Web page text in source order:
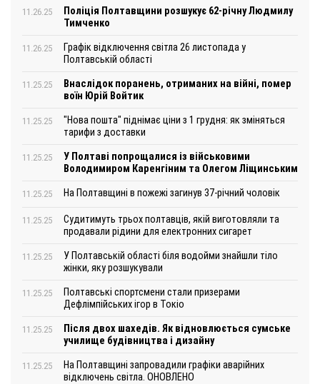
11.26.25
Поліція Полтавщини розшукує 62-річну Людмилу
Тимченко
11.26.25
Графік відключення світла 26 листопада у
Полтавській області
11.25.25
Внаслідок поранень, отриманих на війні, помер
воїн Юрій Войтик
11.25.25
"Нова пошта" піднімає ціни з 1 грудня: як зміняться
тарифи з доставки
11.25.25
У Полтаві попрощалися із військовими
Володимиром Каренгіним та Олегом Ліщинським
11.25.25 На Полтавщині в пожежі загинув 37-річний чоловік
11.25.25
Судитимуть трьох полтавців, якій виготовляли та
продавали рідини для електронних сигарет
11.25.25
У Полтавській області біля водойми знайшли тіло
жінки, яку розшукували
11.25.25
Полтавські спортсмени стали призерами
Дефлімпійських ігор в Токіо
11.25.25
Після двох шахедів. Як відновлюється сумське
училище будівництва і дизайну
11.25.25
На Полтавщині запровадили графіки аварійних
відключень світла. ОНОВЛЕНО